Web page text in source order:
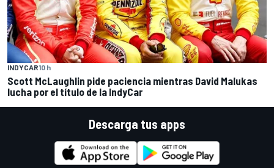
INDYCAR10 h
Scott McLaughlin pide paciencia mientras David Malukas
lucha por el título de la IndyCar
Descarga tus apps